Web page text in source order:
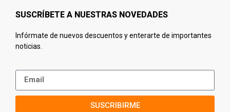
SUSCRÍBETE A NUESTRAS NOVEDADES
Infórmate de nuevos descuentos y enterarte de importantes
noticias.
SUSCRIBIRME